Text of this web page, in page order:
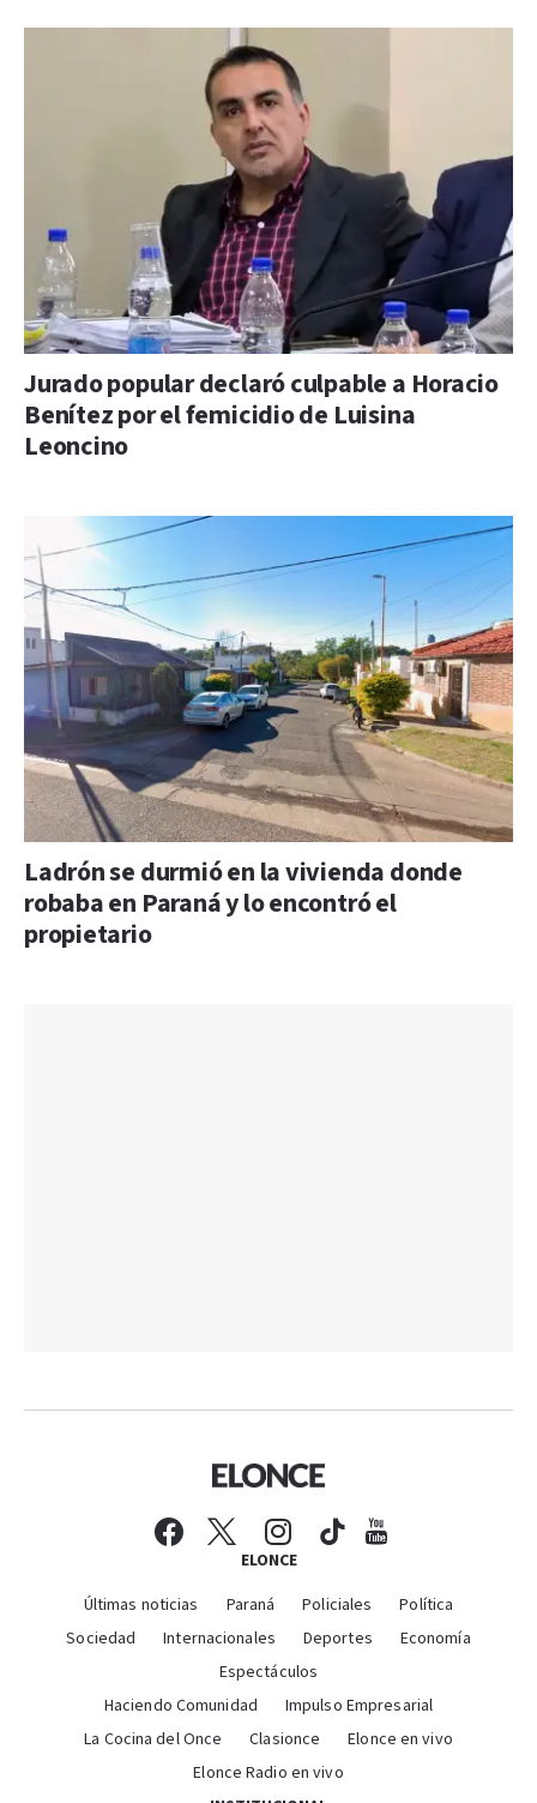
Jurado popular declaró culpable a Horacio
Benítez por el femicidio de Luisina
Leoncino
Ladrón se durmió en la vivienda donde
robaba en Paraná y lo encontró el
propietario
ELONCE
Últimas noticias Paraná Policiales
Política
Sociedad
Internacionales Deportes
Economía
Espectáculos
Haciendo Comunidad
Impulso Empresarial
La Cocina del Once
Clasionce
Elonce en vivo
Elonce Radio en vivo